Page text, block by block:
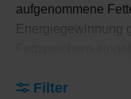
aufgenommene
Energiegewinnung
Fettspeichern
umgewandelt,
Filter